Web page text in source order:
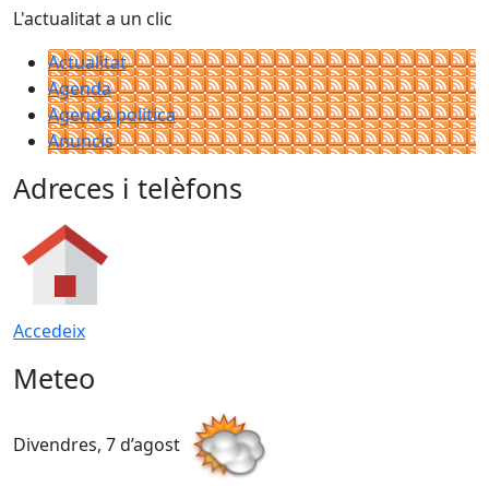
L'actualitat a un clic
Actualitat
Agenda
Agenda política
Anuncis
Adreces i telèfons
Accedeix
Meteo
Divendres, 7 d’agost